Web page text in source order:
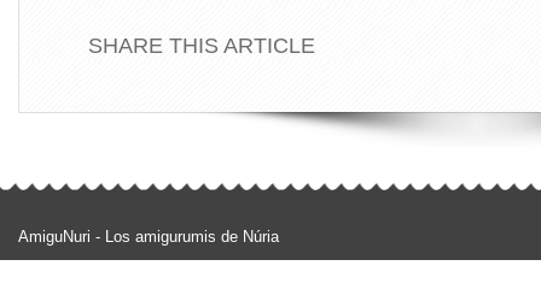
SHARE THIS ARTICLE
AmiguNuri - Los amigurumis de Núria